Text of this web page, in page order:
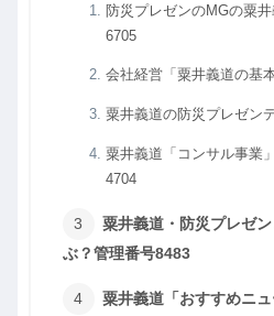
防災プレゼンのMGの粟
6705
会社経営「粟井義道の基
粟井義道の防災プレゼン
粟井義道「コンサル事業
4704
粟井義道・防災プレゼ
ぶ？管理番号8483
粟井義道「おすすめニ